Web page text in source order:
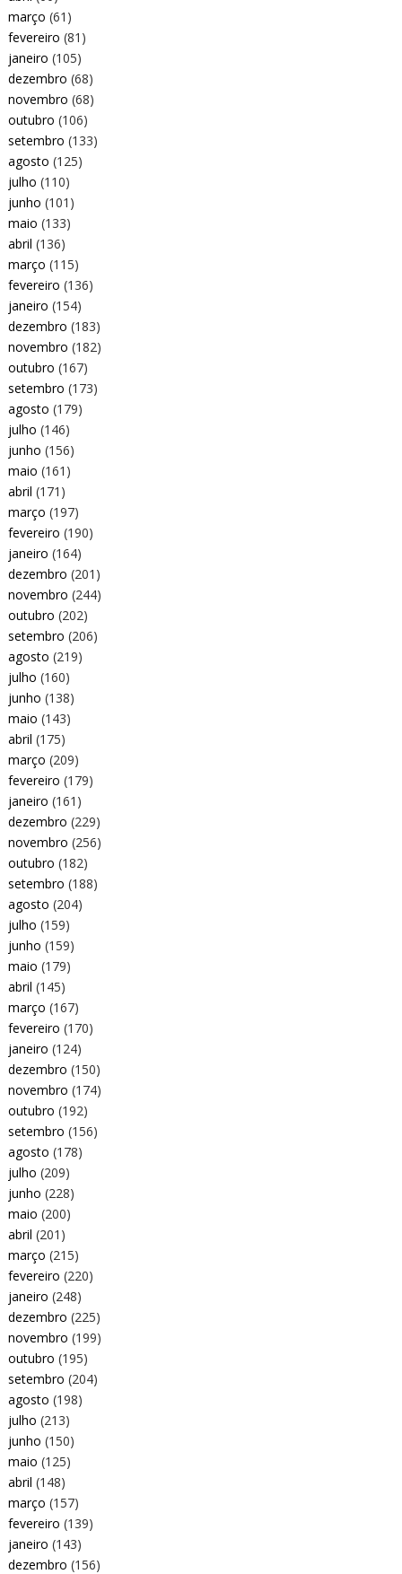
março (61)
fevereiro (81)
janeiro (105)
dezembro (68)
novembro (68)
outubro (106)
setembro (133)
agosto (125)
julho (110)
junho (101)
maio (133)
abril (136)
março (115)
fevereiro (136)
janeiro (154)
dezembro (183)
novembro (182)
outubro (167)
setembro (173)
agosto (179)
julho (146)
junho (156)
maio (161)
abril (171)
março (197)
fevereiro (190)
janeiro (164)
dezembro (201)
novembro (244)
outubro (202)
setembro (206)
agosto (219)
julho (160)
junho (138)
maio (143)
abril (175)
março (209)
fevereiro (179)
janeiro (161)
dezembro (229)
novembro (256)
outubro (182)
setembro (188)
agosto (204)
julho (159)
junho (159)
maio (179)
abril (145)
março (167)
fevereiro (170)
janeiro (124)
dezembro (150)
novembro (174)
outubro (192)
setembro (156)
agosto (178)
julho (209)
junho (228)
maio (200)
abril (201)
março (215)
fevereiro (220)
janeiro (248)
dezembro (225)
novembro (199)
outubro (195)
setembro (204)
agosto (198)
julho (213)
junho (150)
maio (125)
abril (148)
março (157)
fevereiro (139)
janeiro (143)
dezembro (156)